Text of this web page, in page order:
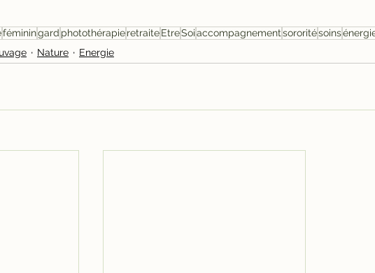
féminingard photothérapieretraiteEtreSoiaccompagnementsororitésoins
Nature Energie